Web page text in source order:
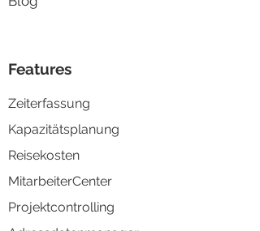
Features
Zeiterfassung
Kapazitätsplanung
Reisekosten
MitarbeiterCenter
Projektcontrolling